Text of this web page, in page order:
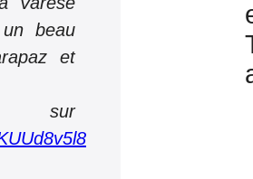
beau
et